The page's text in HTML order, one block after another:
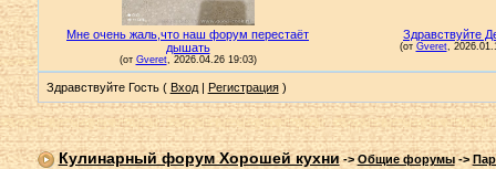
Здравствуйте Гость ( Вход| Регистрация)
Кулинарный форум Хорошей кухни->Общие форумы->